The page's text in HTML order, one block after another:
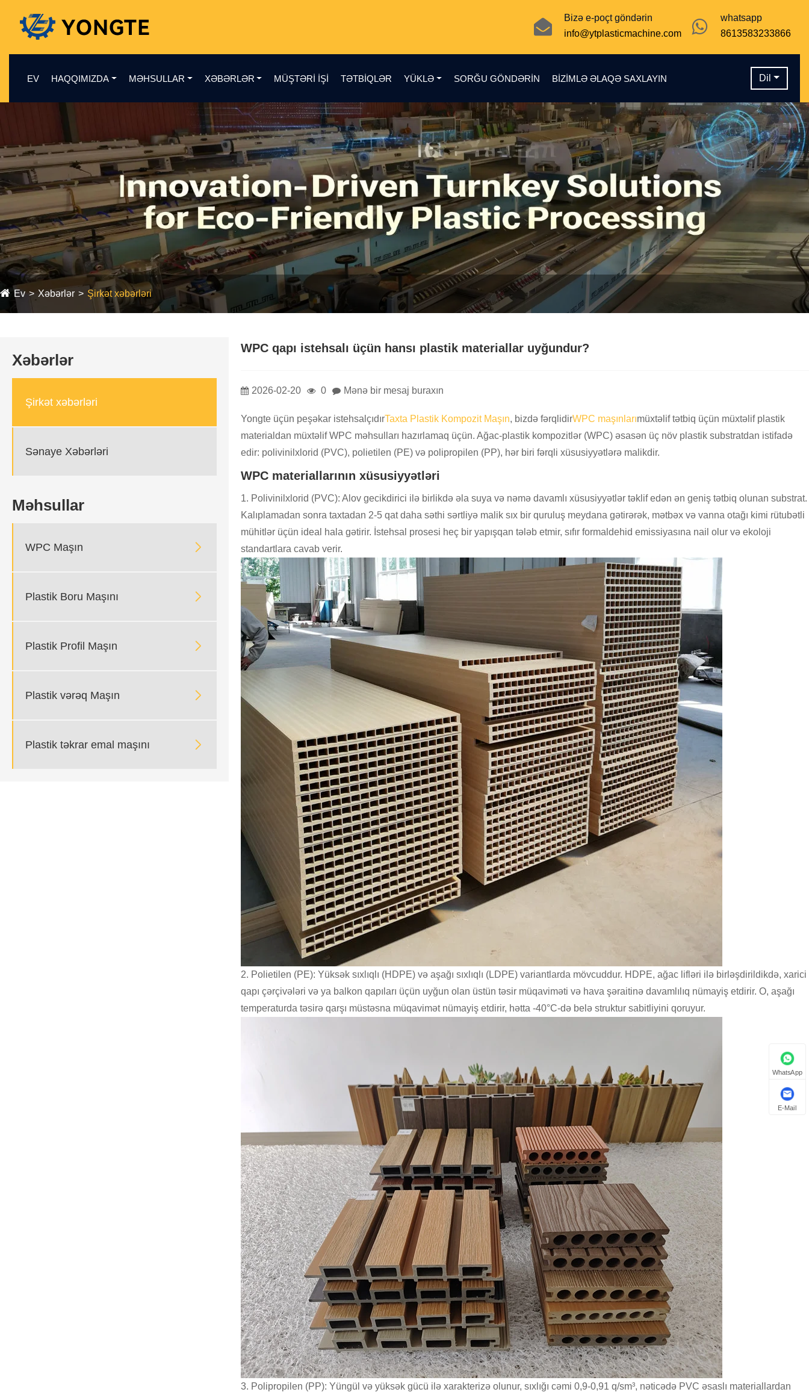
whatsapp
8613583233866
Bizə e-poçt göndərin
info@ytplasticmachine.com
EV HAQQIMIZDA MƏHSULLAR XƏBƏRLƏR MÜŞTƏRI IŞI TƏTBIQLƏR YÜKLƏ SORĞU GÖNDƏRIN BIZIMLƏ ƏLAQƏ SAXLAYIN Dil
Ev Xəbərlər Şirkət xəbərləri
Xəbərlər
Şirkət xəbərləri
Sənaye Xəbərləri
Məhsullar
WPC Maşın 
Plastik Boru Maşını 
Plastik Profil Maşın 
Plastik vərəq Maşın 
Plastik təkrar emal maşını 
WPC qapı istehsalı üçün hansı plastik materiallar uyğundur?
2026-02-20 0 Mənə bir mesaj buraxın
Yongte üçün peşəkar istehsalçıdırTaxta Plastik Kompozit Maşın, bizdə fərqlidirWPC maşınlarımüxtəlif tətbiq üçün müxtəlif plastik
materialdan müxtəlif WPC məhsulları hazırlamaq üçün. Ağac-plastik kompozitlər (WPC) əsasən üç növ plastik substratdan istifadə
edir: polivinilxlorid (PVC), polietilen (PE) və polipropilen (PP), hər biri fərqli xüsusiyyətlərə malikdir.
WPC materiallarının xüsusiyyətləri
1. Polivinilxlorid (PVC): Alov gecikdirici ilə birlikdə əla suya və nəmə davamlı xüsusiyyətlər təklif edən ən geniş tətbiq olunan substrat.
Kalıplamadan sonra taxtadan 2-5 qat daha səthi sərtliyə malik sıx bir quruluş meydana gətirərək, mətbəx və vanna otağı kimi rütubətli
mühitlər üçün ideal hala gətirir. İstehsal prosesi heç bir yapışqan tələb etmir, sıfır formaldehid emissiyasına nail olur və ekoloji
standartlara cavab verir.
2. Polietilen (PE): Yüksək sıxlıqlı (HDPE) və aşağı sıxlıqlı (LDPE) variantlarda mövcuddur. HDPE, ağac lifləri ilə birləşdirildikdə, xarici
qapı çərçivələri və ya balkon qapıları üçün uyğun olan üstün təsir müqaviməti və hava şəraitinə davamlılıq nümayiş etdirir. O, aşağı
temperaturda təsirə qarşı müstəsna müqavimət nümayiş etdirir, hətta -40°C-də belə struktur sabitliyini qoruyur.
3. Polipropilen (PP): Yüngül və yüksək gücü ilə xarakterizə olunur, sıxlığı cəmi 0,9-0,91 q/sm³, nəticədə PVC əsaslı materiallardan
WhatsApp
E-Mail